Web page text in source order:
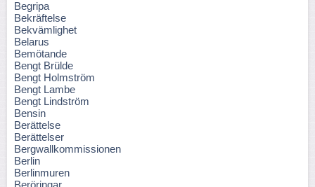
Begripa
Bekräftelse
Bekvämlighet
Belarus
Bemötande
Bengt Brülde
Bengt Holmström
Bengt Lambe
Bengt Lindström
Bensin
Berättelse
Berättelser
Bergwallkommissionen
Berlin
Berlinmuren
Beröringar